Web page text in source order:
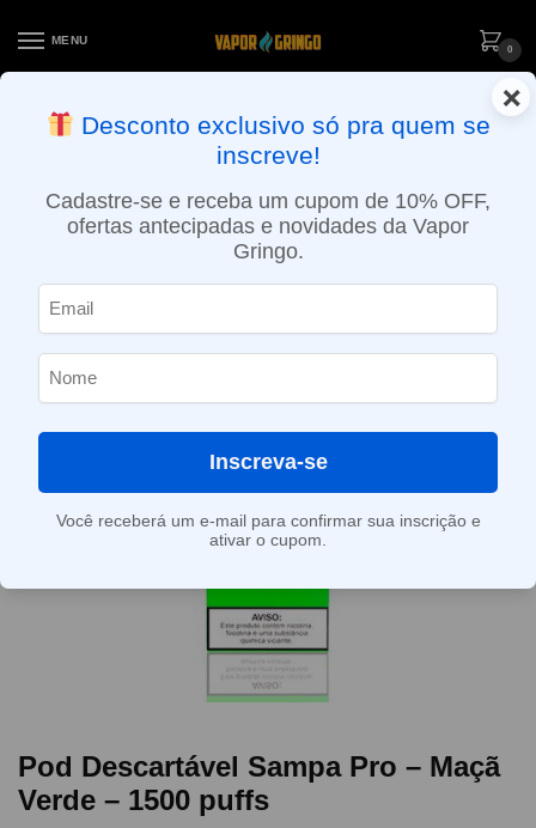
MENU
0
ENTREGA NO MESMO DIA EM SÃO PAULO (SEG A SEX): PEDIDOS
APROVADOS ATÉ 15:30 VIA MOTOBOY
Pod Descartável Sampa Pro – Maçã
Verde – 1500 puffs
×
Desconto exclusivo só pra quem se
inscreve!
Cadastre-se e receba um cupom de 10% OFF,
ofertas antecipadas e novidades da Vapor
Gringo.
Inscreva-se
Você receberá um e-mail para confirmar sua inscrição e
ativar o cupom.